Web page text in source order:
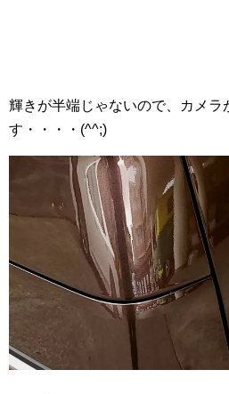
輝きが半端じゃないので、カメラ
す・・・・(^^;)